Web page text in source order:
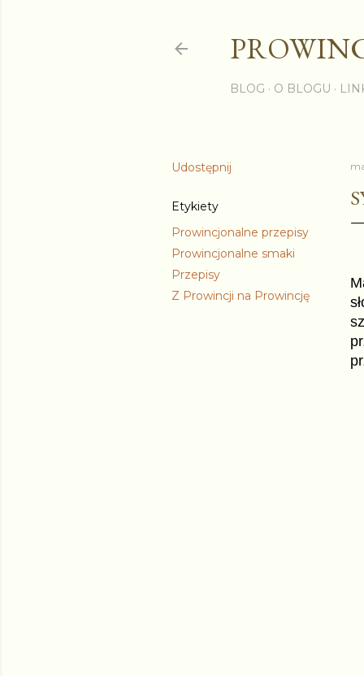
BLOG O BLOGU
Udostępnij
Etykiety
Prowincjonalne przepisy
Prowincjonalne smaki
Przepisy
Z Prowincji na Prowincję